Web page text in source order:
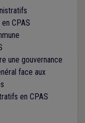
CPAS
une gouvernance
face aux
en CPAS